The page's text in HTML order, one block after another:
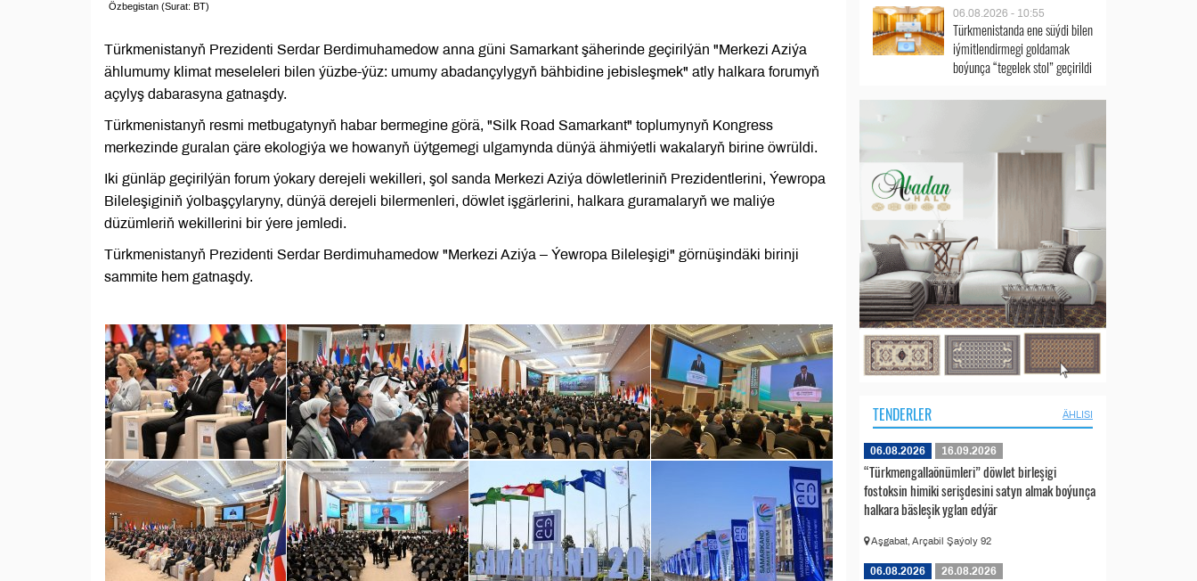
Özbegistan (Surat: BT)
Türkmenistanyň Prezidenti Serdar Berdimuhamedow anna güni Samarkant şäherinde geçirilýän "Merkezi Aziýa
ählumumy klimat meseleleri bilen ýüzbe-ýüz: umumy abadançylygyň bähbidine jebisleşmek" atly halkara forumyň
açylyş dabarasyna gatnaşdy.
Türkmenistanyň resmi metbugatynyň habar bermegine görä, "Silk Road Samarkant" toplumynyň Kongress
merkezinde guralan çäre ekologiýa we howanyň üýtgemegi ulgamynda dünýä ähmiýetli wakalaryň birine öwrüldi.
Iki günläp geçirilýän forum ýokary derejeli wekilleri, şol sanda Merkezi Aziýa döwletleriniň Prezidentlerini, Ýewropa
Bileleşiginiň ýolbaşçylaryny, dünýä derejeli bilermenleri, döwlet işgärlerini, halkara guramalaryň we maliýe
düzümleriň wekillerini bir ýere jemledi.
Türkmenistanyň Prezidenti Serdar Berdimuhamedow "Merkezi Aziýa – Ýewropa Bileleşigi" görnüşindäki birinji
sammite hem gatnaşdy.
06.08.2026 - 10:55
Türkmenistanda ene süýdi bilen
iýmitlendirmegi goldamak
boýunça “tegelek stol” geçirildi
TENDERLER ÄHLISI
06.08.2026 16.09.2026
“Türkmengallaönümleri” döwlet birleşigi
fostoksin himiki serişdesini satyn almak boýunça
halkara bäsleşik yglan edýär
Aşgabat, Arçabil Şaýoly 92
06.08.2026 26.08.2026